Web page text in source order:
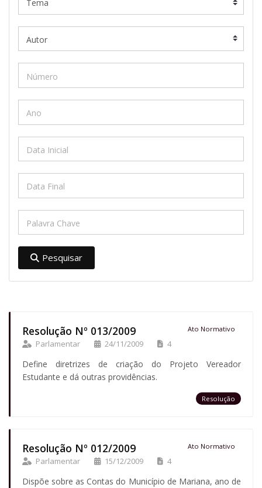
Resolução Nº 013/2009 Ato Normativo
Parlamentar 24/11/2009 4
Define diretrizes de criação do Projeto Vereador
Estudante e dá outras providências.
Resolução
Resolução Nº 012/2009 Ato Normativo
Parlamentar 15/12/2009 4
Dispõe sobre as Contas do Município de Mariana, ano de
Pesquisar